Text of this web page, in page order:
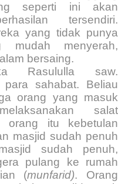
seperti ini akan
tersendiri.
yang tidak punya
mudah menyerah,
bersaing.
Rasululla saw.
para sahabat. Beliau
orang yang masuk
salat
orang itu kebetulan
masjid sudah penuh
sudah penuh,
pulang ke rumah
(munfarid). Orang